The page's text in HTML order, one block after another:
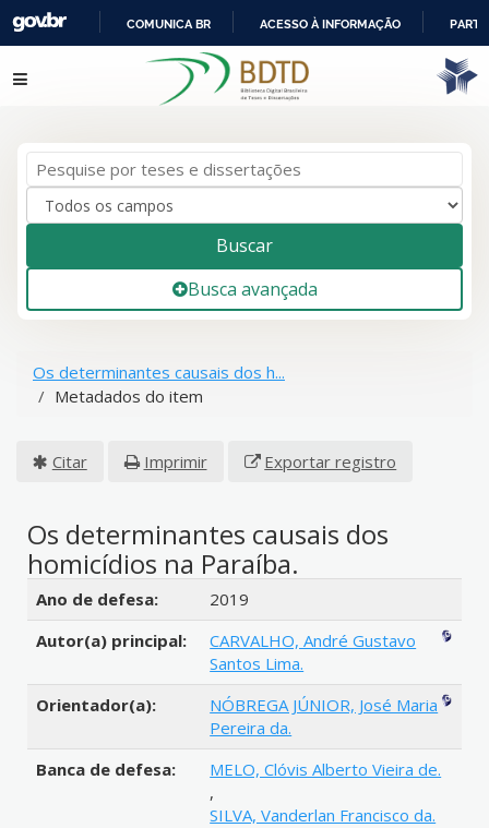
IR
PARA
COMUNICA BR ACESSO À INFORMAÇÃO
Pular para o conteúdo
Buscar
Busca avançada
Os determinantes causais dos h...
Metadados do item
Citar Imprimir Exportar registro
Os determinantes causais dos
homicídios na Paraíba.
Detalhes bibliográficos
Ano de defesa:
2019
Autor(a) principal:
CARVALHO, André Gustavo
Santos Lima.
Orientador(a):
NÓBREGA JÚNIOR, José Maria
Pereira da.
Banca de defesa:
MELO, Clóvis Alberto Vieira de.
,
SILVA, Vanderlan Francisco da.